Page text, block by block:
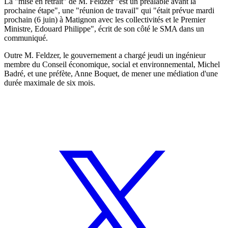
prochaine étape", une "réunion de travail" qui "était prévue mardi
prochain (6 juin) à Matignon avec les collectivités et le Premier
Ministre, Edouard Philippe", écrit de son côté le SMA dans un
communiqué.
Outre M. Feldzer, le gouvernement a chargé jeudi un ingénieur
membre du Conseil économique, social et environnemental, Michel
Badré, et une préfète, Anne Boquet, de mener une médiation d'une
durée maximale de six mois.